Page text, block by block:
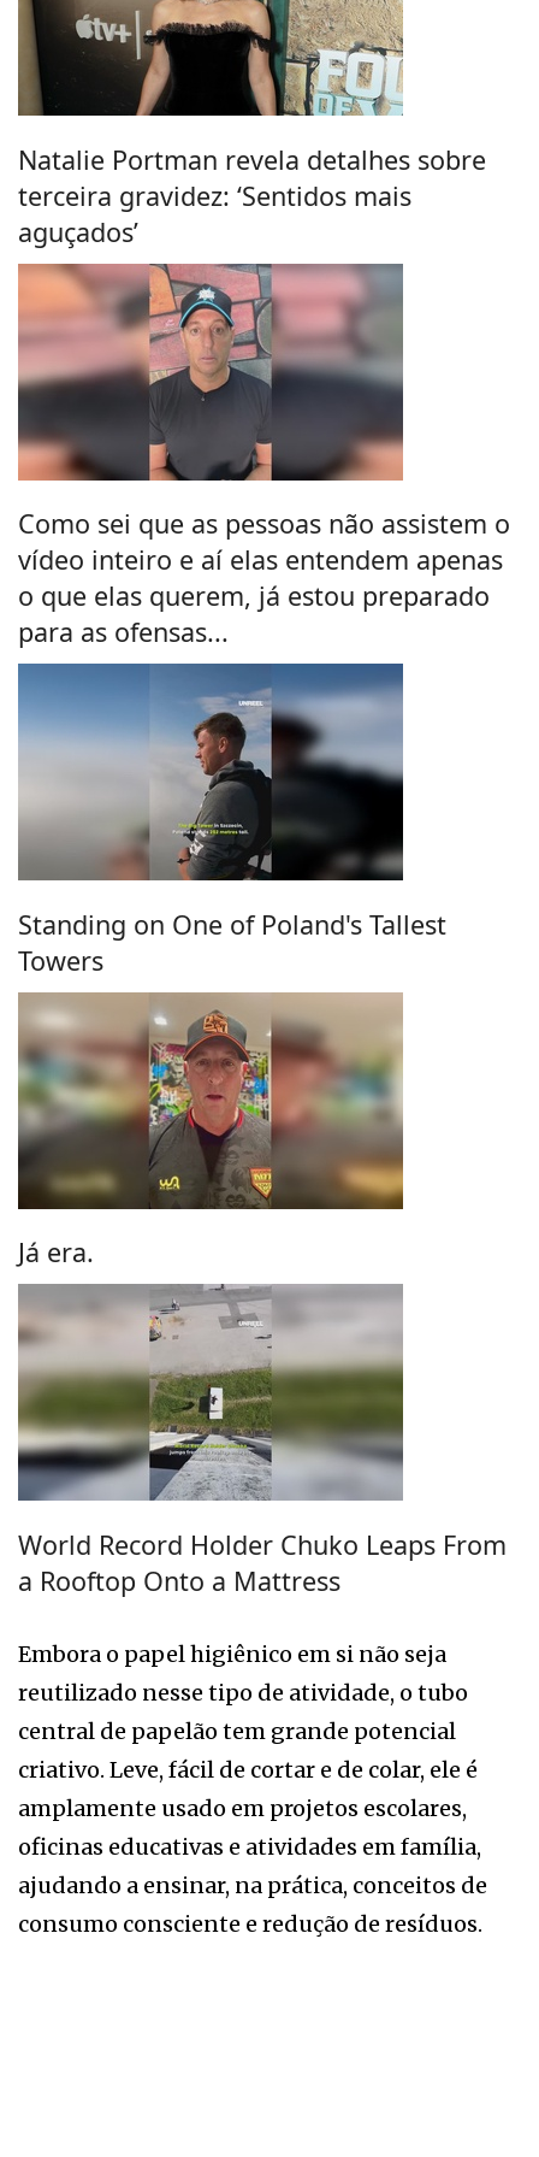
Natalie Portman revela detalhes sobre
terceira gravidez: ‘Sentidos mais
aguçados’
Como sei que as pessoas não assistem o
vídeo inteiro e aí elas entendem apenas
o que elas querem, já estou preparado
para as ofensas...
Standing on One of Poland's Tallest
Towers
Já era.
World Record Holder Chuko Leaps From
a Rooftop Onto a Mattress
Embora o papel higiênico em si não seja
reutilizado nesse tipo de atividade, o tubo
central de papelão tem grande potencial
criativo. Leve, fácil de cortar e de colar, ele é
amplamente usado em projetos escolares,
oficinas educativas e atividades em família,
ajudando a ensinar, na prática, conceitos de
consumo consciente e redução de resíduos.